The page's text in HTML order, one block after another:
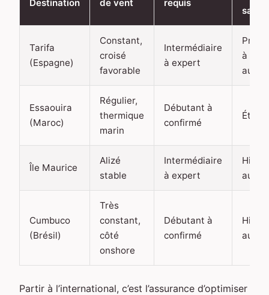
Destination de vent requis
Tarifa
(Espagne)
Constant,
croisé
favorable
Intermédiaire
à expert
à
Essaouira
(Maroc)
Régulier,
thermique
marin
Débutant à
confirmé
Été
Île Maurice
Alizé
stable
Intermédiaire
à expert
Hiver
Cumbuco
(Brésil)
Très
constant,
côté
onshore
Débutant à
confirmé
Hiver
Partir à l’international, c’est l’assurance d’optimiser